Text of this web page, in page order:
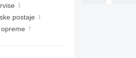
postaje